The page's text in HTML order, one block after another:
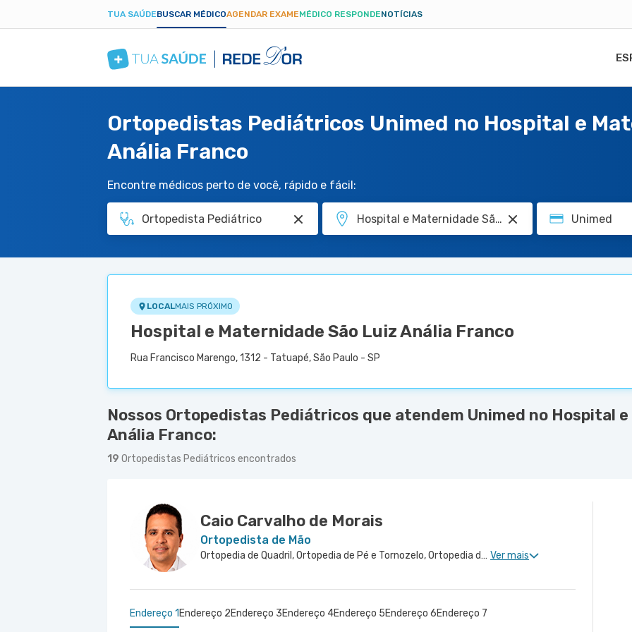
TUA SAÚDEBUSCAR MÉDICOAGENDAR EXAMEMÉDICO RESPONDENOTÍCIAS
Ortopedistas Pediátricos Unimed no Hospital e
Anália Franco
Encontre médicos perto de você, rápido e fácil:
LOCALMAIS PRÓXIMO
Hospital e Maternidade São Luiz Anália Franco
Rua Francisco Marengo, 1312 - Tatuapé, São Paulo - SP
Nossos Ortopedistas Pediátricos que atendem Unimed no Hospital
Anália Franco:
19 Ortopedistas Pediátricos encontrados
Caio Carvalho de Morais
Ortopedista de Mão
Ortopedia de Quadril, Ortopedia de Pé e Tornozelo, Ortopedia de Ombro, Ortopedia de Joelho, Ortopedia de Coluna, Ortopedia Geral, Cirurgia de Joelho, Cirurgia de Coluna, Cirurgia de Punho, Medicina Esportiva Clinica, Ortopedia de Punho, Ortopedia de Cotovelo, Ortopedia Pediátrica, Cirurgia de Cotovelo, Cirurgia de Quadril, Cirurgia de Ombro, Cirurgia de Pé e Tornozelo, Cirurgia de Mão, Cirurgia Pediátrica de Coluna Ver mais
Endereço 1 Endereço 2Endereço 3Endereço 4Endereço 5Endereço 6Endereço 7